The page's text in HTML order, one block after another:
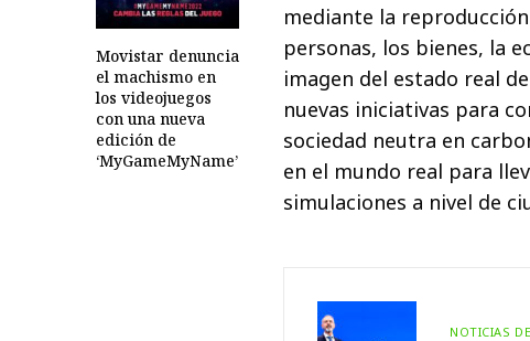
Movistar denuncia
el machismo en
los videojuegos
con una nueva
edición de
‘MyGameMyName’
mediante la
personas, los bienes, la
imagen del estado real
nuevas iniciativas para
sociedad neutra en
en el mundo real para
simulaciones a nivel de
NOTICIAS